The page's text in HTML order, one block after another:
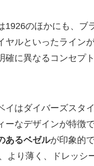
1926のほかにも、ブ
ヤルといったライン
確に異なるコンセプ
イはダイバーズスタ
ーなデザインが特徴
あるベゼルが印象的
より薄く、ドレッシ